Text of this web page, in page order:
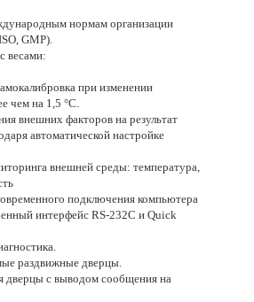
нормам организации
GMP).
весами:
при изменении
чем на 1,5 °С.
внешних факторов на результат
автоматической настройке
внешней среды: температура,
подключения компьютера
интерфейс RS-232C и Quick
раздвижные дверцы.
дверцы с выводом сообщения на